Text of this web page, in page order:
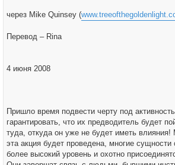
е
через Mike Quinsey (
Перевод – Rina
4 июня 2008
Пришло время подвести черту под
гарантировать, что их предводитель будет
туда, откуда он уже не будет иметь влияния!
эта акция будет проведена, многие сущности
более высокий уровень и охотно